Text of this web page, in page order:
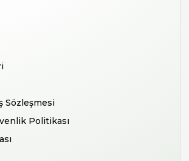
Sözleşmesi
Politikası